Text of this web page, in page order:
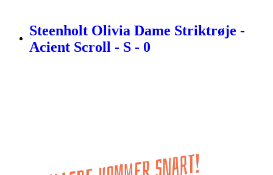
Steenholt Olivia Dame Striktrøje -
Acient Scroll - S - 0